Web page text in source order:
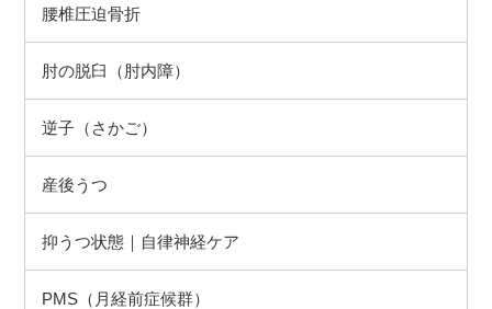
腰椎圧迫骨折
肘の脱臼（肘内障）
逆子（さかご）
産後うつ
抑うつ状態｜自律神経ケア
PMS（月経前症候群）